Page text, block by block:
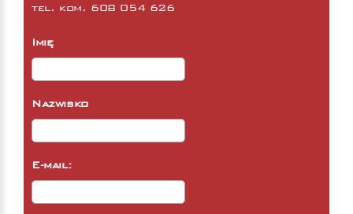
tel. kom. 608 054 626
Imię
Nazwisko
E-mail: